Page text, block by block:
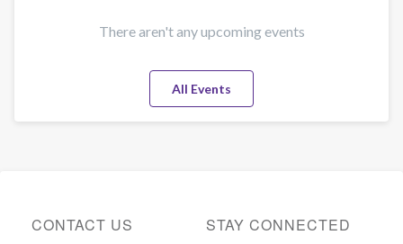
There aren't any upcoming events
All Events
CONTACT US STAY CONNECTED